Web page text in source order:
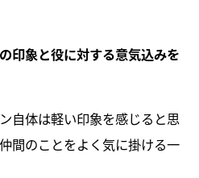
象と役に対する意気込みを
自体は軽い印象を感じると思
間のことをよく気に掛ける一